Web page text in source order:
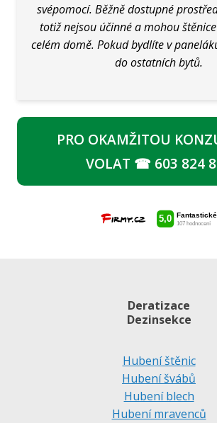
svépomocí. Běžně dostupné
totiž nejsou účinné a mohou
celém domě. Pokud bydlíte v
do ostatních bytů.
PRO OKAMŽITOU
VOLAT ☎ 603 824
Deratizace
Dezinsekce
Hubení štěnic
Hubení švábů
Hubení blech
Hubení mravenců